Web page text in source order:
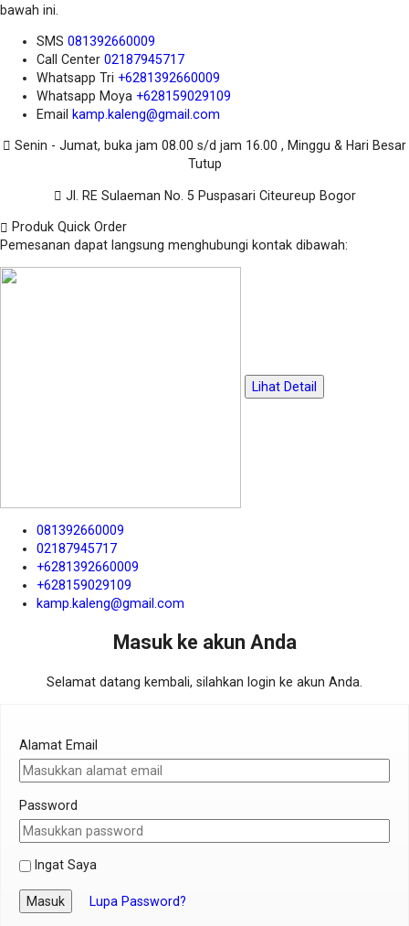
bawah ini.
SMS 081392660009
Call Center 02187945717
Whatsapp Tri +6281392660009
Whatsapp Moya +628159029109
Email
kamp.kaleng@gmail.com
Senin - Jumat, buka jam 08.00 s/d jam 16.00 , Minggu & Hari Besar
Tutup
Jl. RE Sulaeman No. 5 Puspasari Citeureup Bogor
Produk Quick Order
Pemesanan dapat langsung menghubungi kontak dibawah:
Lihat Detail
081392660009
02187945717
+6281392660009
+628159029109
kamp.kaleng@gmail.com
Masuk ke akun Anda
Selamat datang kembali, silahkan login ke akun Anda.
Alamat Email
Password
Ingat Saya
Masuk Lupa Password?